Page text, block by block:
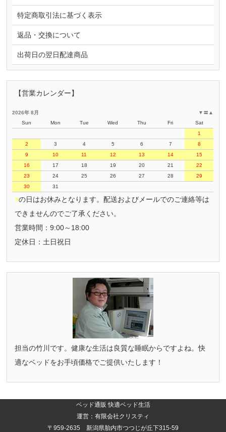
特定商取引法に基づく表示
返品・交換について
出荷日の翌日配達商品
【営業カレンダー】
▲
〓
▼
2026年 8月
Sun
Mon Tue Wed Thu Fri
Sat
1
2
3 4 5 6 7
8
9
10 11 12 13 14
15
16
17 18 19 20 21
22
23
24 25 26 27 28
29
30
31
■の日はお休みとなります。配送およびメールでのご連絡等は
できませんのでご了承ください。
営業時間：9:00～18:00
定休日：土日祝日
担当の竹川です。健康な生活は良質な睡眠からですよね。快
適なベッドをお手頃価格でご提供いたします！
ベッド通販 快適ベッド生活
運営：有限会社クリスティ
〒959-2635 新潟県胎内市つつじが丘下315-59